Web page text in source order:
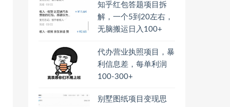
知乎红包答题项目拆
解，一个5到20左右，
无脑搬运日入100+
代办营业执照项目，暴
利信息差，每单利润
100-300+
别墅图纸项目变现思